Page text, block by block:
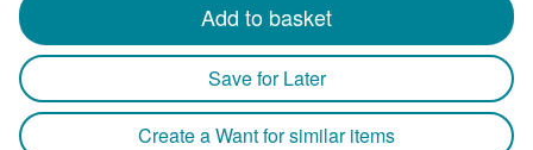
Add to basket
Save for Later
Create a Want for similar items